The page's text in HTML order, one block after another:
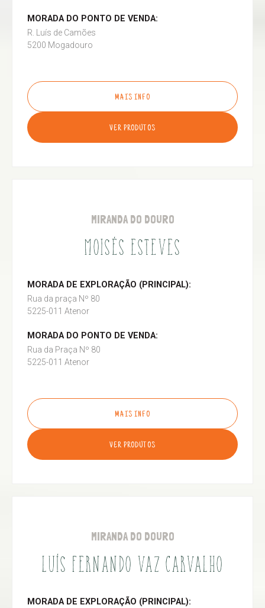
MORADA DO PONTO DE VENDA:
R. Luís de Camões
5200 Mogadouro
MAIS INFO
VER PRODUTOS
MIRANDA DO DOURO
MOISÉS ESTEVES
MORADA DE EXPLORAÇÃO (PRINCIPAL):
Rua da praça Nº 80
5225-011 Atenor
MORADA DO PONTO DE VENDA:
Rua da Praça Nº 80
5225-011 Atenor
MAIS INFO
VER PRODUTOS
MIRANDA DO DOURO
LUÍS FERNANDO VAZ CARVALHO
MORADA DE EXPLORAÇÃO (PRINCIPAL):